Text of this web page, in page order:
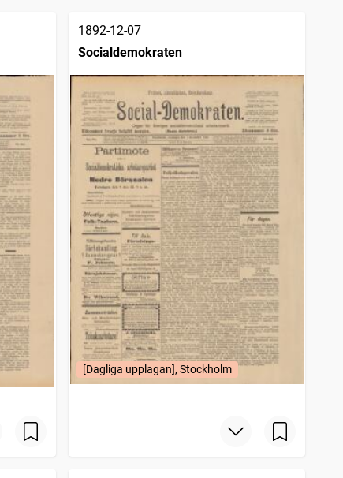
1892-12-07
Socialdemokraten
[Dagliga upplagan], Stockholm